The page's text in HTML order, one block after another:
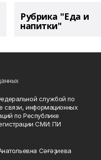
Рубрика "Еда и
напитки"
службой по
связи, информационных
по Республике
СМИ: ПИ
Сәғәҙиева